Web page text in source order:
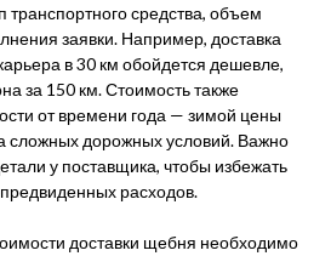
транспортного средства, объем
заявки. Например, доставка
в 30 км обойдется дешевле,
за 150 км. Стоимость также
от времени года — зимой цены
сложных дорожных условий. Важно
у поставщика, чтобы избежать
расходов.
доставки щебня необходимо